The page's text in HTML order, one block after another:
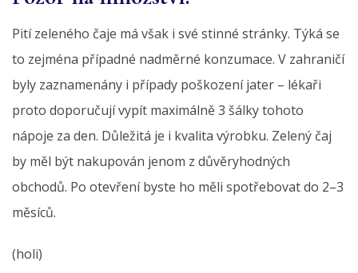
Pití zeleného čaje má však i své stinné stránky. Týká se
to zejména případné nadměrné konzumace. V zahraničí
byly zaznamenány i případy poškození jater – lékaři
proto doporučují vypít maximálně 3 šálky tohoto
nápoje za den. Důležitá je i kvalita výrobku. Zelený čaj
by měl být nakupován jenom z důvěryhodných
obchodů. Po otevření byste ho měli spotřebovat do 2–3
měsíců.
(holi)